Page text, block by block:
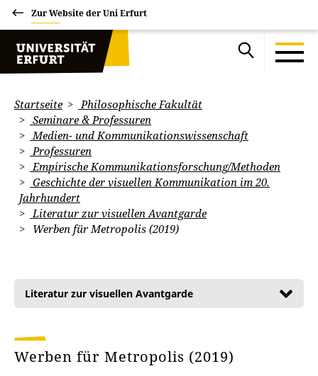
Zur Website der Uni Erfurt
Startseite
Philosophische Fakultät
Seminare & Professuren
Medien- und Kommunikationswissenschaft
Professuren
Empirische Kommunikationsforschung/Methoden
Geschichte der visuellen Kommunikation im 20.
Jahrhundert
Literatur zur visuellen Avantgarde
Werben für Metropolis (2019)
Literatur zur visuellen Avantgarde
Werben für Metropolis (2019)